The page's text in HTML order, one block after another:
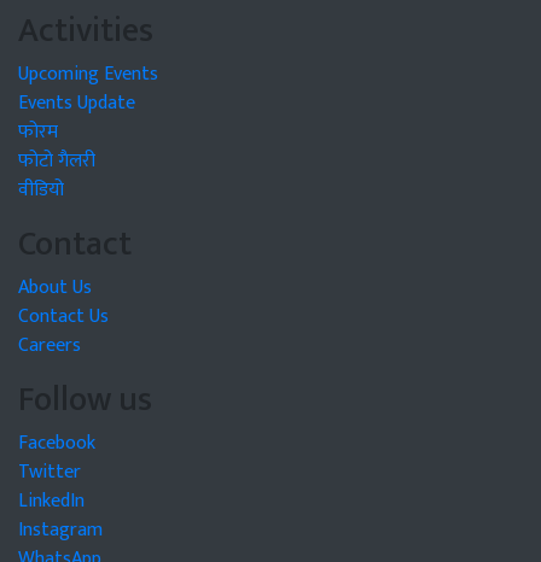
Activities
Upcoming Events
Events Update
फोरम
फोटो गैलरी
वीडियो
Contact
About Us
Contact Us
Careers
Follow us
Facebook
Twitter
LinkedIn
Instagram